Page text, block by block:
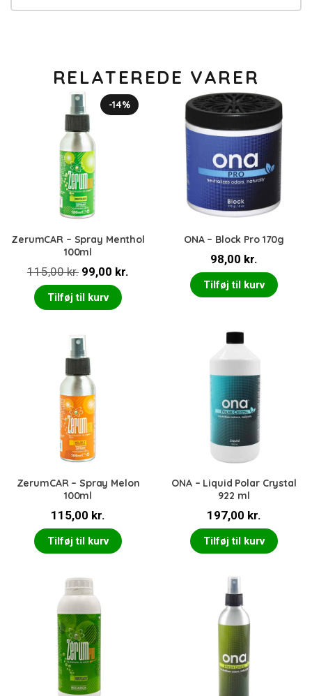
RELATEREDE VARER
-14%
ZerumCAR – Spray Menthol
100ml
115,00kr. Den
oprindelige
pris
115,00 kr..
99,00 kr.
Tilføj til kurv
ONA – Block Pro 170g
98,00 kr.
Tilføj til kurv
ZerumCAR – Spray Melon
100ml
115,00 kr.
Tilføj til kurv
ONA – Liquid Polar Crystal
922 ml
197,00 kr.
Tilføj til kurv